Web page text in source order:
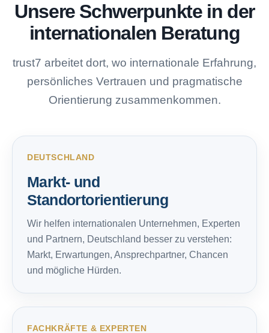
Unsere Schwerpunkte in der
internationalen Beratung
trust7 arbeitet dort, wo internationale Erfahrung,
persönliches Vertrauen und pragmatische
Orientierung zusammenkommen.
DEUTSCHLAND
Markt- und
Standortorientierung
Wir helfen internationalen Unternehmen, Experten
und Partnern, Deutschland besser zu verstehen:
Markt, Erwartungen, Ansprechpartner, Chancen
und mögliche Hürden.
FACHKRÄFTE & EXPERTEN